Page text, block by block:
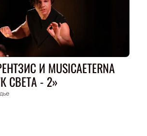
И MUSICAETERNA
СВЕТА - 2»